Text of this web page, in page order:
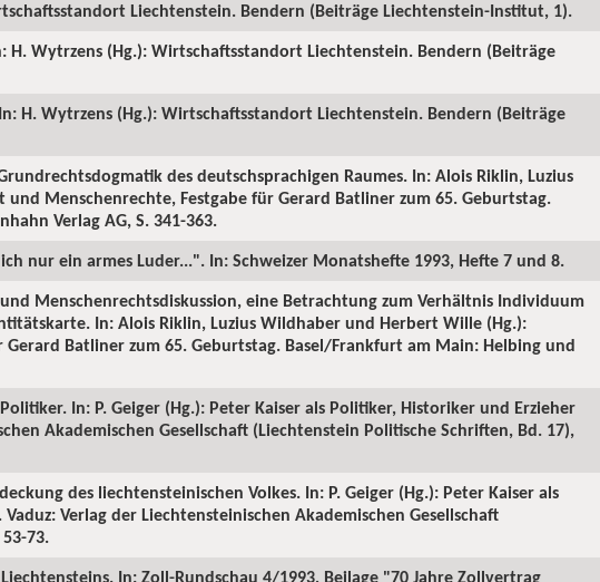
Liechtenstein. Bendern (Beiträge Liechtenstein-Institut, 1).
H. Wytrzens (Hg.): Wirtschaftsstandort Liechtenstein. Bendern (Beiträge
H. Wytrzens (Hg.): Wirtschaftsstandort Liechtenstein. Bendern (Beiträge
des deutschsprachigen Raumes. In: Alois Riklin, Luzius
Menschenrechte, Festgabe für Gerard Batliner zum 65. Geburtstag.
Verlag AG, S. 341-363.
nur ein armes Luder...". In: Schweizer Monatshefte 1993, Hefte 7 und 8.
Menschenrechtsdiskussion, eine Betrachtung zum Verhältnis Individuum
In: Alois Riklin, Luzius Wildhaber und Herbert Wille (Hg.):
Batliner zum 65. Geburtstag. Basel/Frankfurt am Main: Helbing und
In: P. Geiger (Hg.): Peter Kaiser als Politiker, Historiker und Erzieher
Akademischen Gesellschaft (Liechtenstein Politische Schriften, Bd. 17),
des liechtensteinischen Volkes. In: P. Geiger (Hg.): Peter Kaiser als
Verlag der Liechtensteinischen Akademischen Gesellschaft
73.
In: Zoll-Rundschau 4/1993, Beilage "70 Jahre Zollvertrag